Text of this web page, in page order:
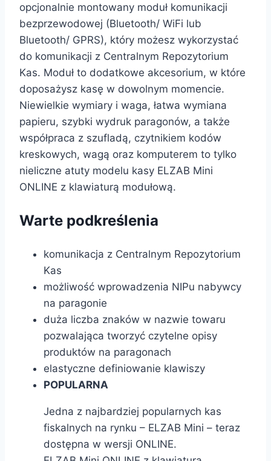
opcjonalnie montowany moduł komunikacji
bezprzewodowej (Bluetooth/ WiFi lub
Bluetooth/ GPRS), który możesz wykorzystać
do komunikacji z Centralnym Repozytorium
Kas. Moduł to dodatkowe akcesorium, w które
doposażysz kasę w dowolnym momencie.
Niewielkie wymiary i waga, łatwa wymiana
papieru, szybki wydruk paragonów, a także
współpraca z szufladą, czytnikiem kodów
kreskowych, wagą oraz komputerem to tylko
nieliczne atuty modelu kasy ELZAB Mini
ONLINE z klawiaturą modułową.
Warte podkreślenia
komunikacja z Centralnym Repozytorium
Kas
możliwość wprowadzenia NIPu nabywcy
na paragonie
duża liczba znaków w nazwie towaru
pozwalająca tworzyć czytelne opisy
produktów na paragonach
elastyczne definiowanie klawiszy
POPULARNA
Jedna z najbardziej popularnych kas
fiskalnych na rynku – ELZAB Mini – teraz
dostępna w wersji ONLINE.